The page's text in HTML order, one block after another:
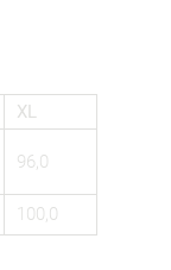
XL
96,0
100,0